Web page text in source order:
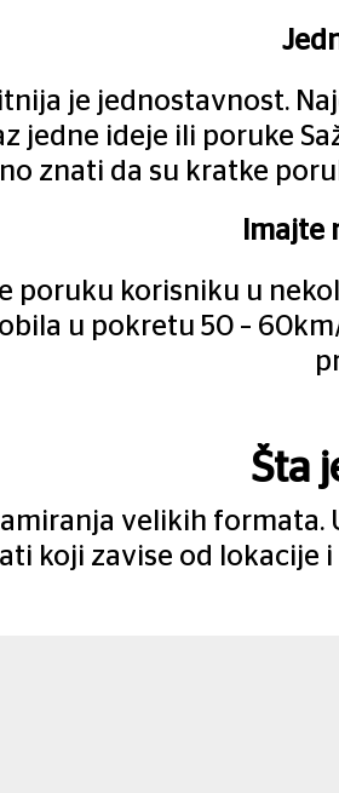
je jednostavnost.
jedne ideje ili poruke
znati da su kratke
Imajte
poruku korisniku u
u pokretu 50 –
Šta
velikih
koji zavise od lokacije